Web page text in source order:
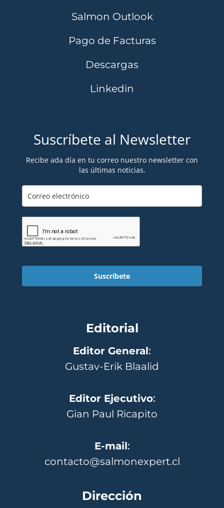
Salmon Outlook
Pago de Facturas
Descargas
Linkedin
Suscríbete al Newsletter
Recibe ada día en tu correo nuestro newsletter con
las últimas noticias.
Suscríbete
Editorial
Editor General:
Gustav-Erik Blaalid
Editor Ejecutivo:
Gian Paul Ricapito
E-mail:
contacto@salmonexpert.cl
Dirección